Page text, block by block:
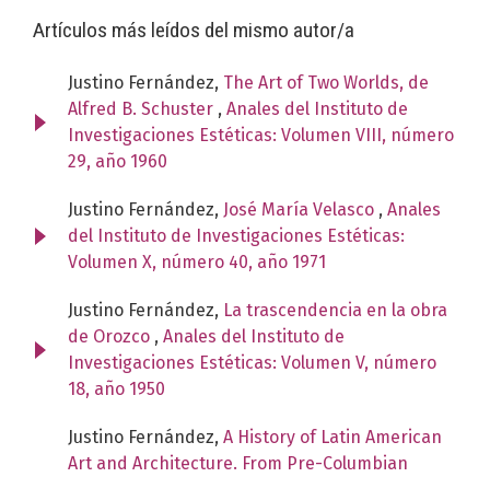
Artículos más leídos del mismo autor/a
Justino Fernández, The Art of Two Worlds, de
Alfred B. Schuster , Anales del Instituto de
Investigaciones Estéticas: Volumen VIII, número
29, año 1960
Justino Fernández, José María Velasco , Anales
del Instituto de Investigaciones Estéticas:
Volumen X, número 40, año 1971
Justino Fernández, La trascendencia en la obra
de Orozco , Anales del Instituto de
Investigaciones Estéticas: Volumen V, número
18, año 1950
Justino Fernández, A History of Latin American
Art and Architecture. From Pre-Columbian